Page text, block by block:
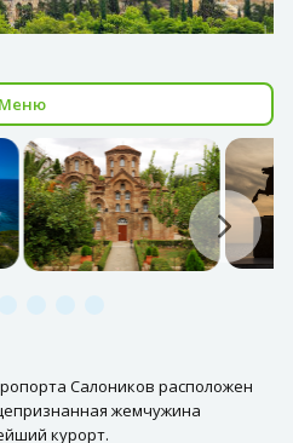
Меню
Салоников расположен
жемчужина
курорт.